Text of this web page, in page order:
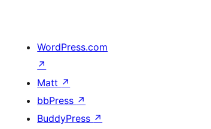
WordPress.com
↗
Matt ↗
bbPress ↗
BuddyPress ↗